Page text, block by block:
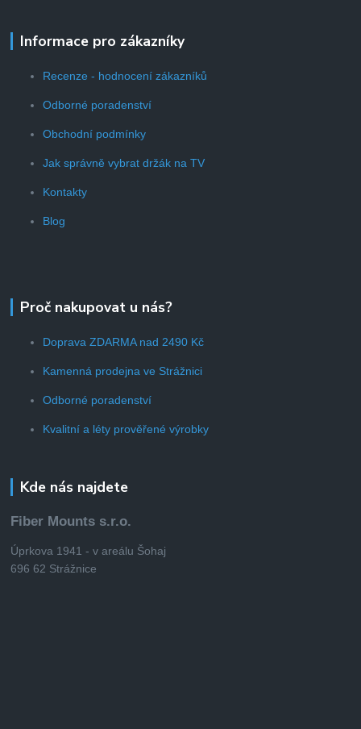
Informace pro zákazníky
Recenze - hodnocení zákazníků
Odborné poradenství
Obchodní podmínky
Jak správně vybrat držák na TV
Kontakty
Blog
Proč nakupovat u nás?
Doprava ZDARMA nad 2490 Kč
Kamenná prodejna ve Strážnici
Odborné poradenství
Kvalitní a léty prověřené výrobky
Kde nás najdete
Fiber Mounts s.r.o.
Úprkova 1941 - v areálu Šohaj
696 62 Strážnice